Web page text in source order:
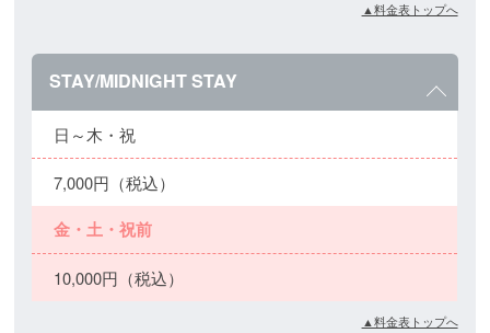
▲料金表トップへ
STAY/MIDNIGHT STAY
日～木・祝
7,000円（税込）
金・土・祝前
10,000円（税込）
▲料金表トップへ